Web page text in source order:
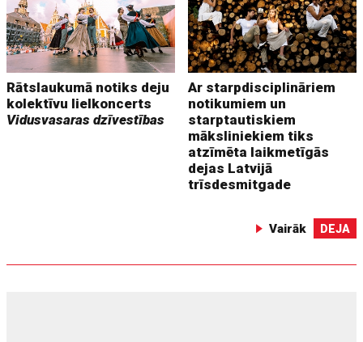
Rātslaukumā notiks deju
kolektīvu lielkoncerts
Vidusvasaras dzīvestības
Ar starpdisciplināriem
notikumiem un
starptautiskiem
māksliniekiem tiks
atzīmēta laikmetīgās
dejas Latvijā
trīsdesmitgade
Vairāk DEJA